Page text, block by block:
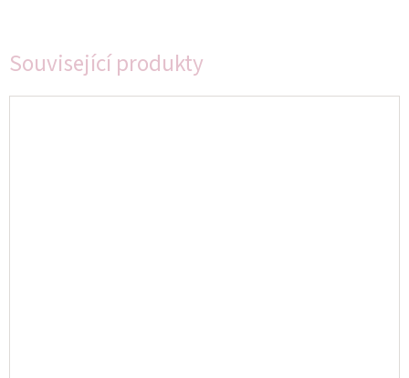
Související produkty